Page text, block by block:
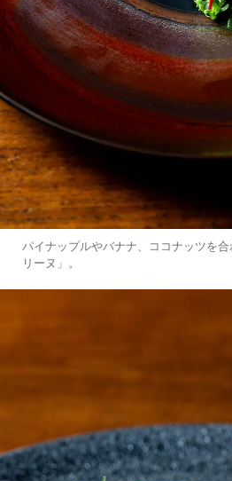
パイナップルやバナナ、ココナッツを
リーヌ」。